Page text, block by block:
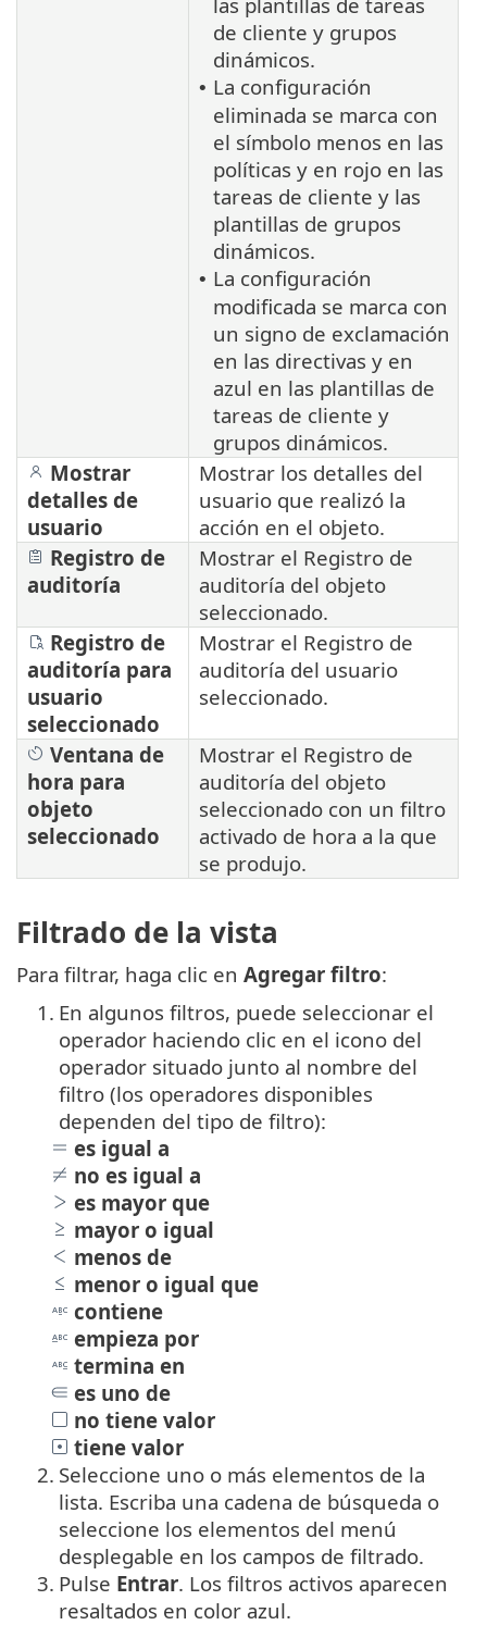
de cliente y grupos
dinámicos.
• La configuración
eliminada se marca con
el símbolo menos en las
políticas y en rojo en las
tareas de cliente y las
plantillas de grupos
dinámicos.
• La configuración
modificada se marca con
un signo de exclamación
en las directivas y en
azul en las plantillas de
tareas de cliente y
grupos dinámicos.
Mostrar
detalles de
usuario
Mostrar los detalles del
usuario que realizó la
acción en el objeto.
Registro de
auditoría
Mostrar el Registro de
auditoría del objeto
seleccionado.
Registro de
auditoría para
usuario
seleccionado
Mostrar el Registro de
auditoría del usuario
seleccionado.
Ventana de
hora para
objeto
seleccionado
Mostrar el Registro de
auditoría del objeto
seleccionado con un filtro
activado de hora a la que
se produjo.
Filtrado de la vista
Para filtrar, haga clic en Agregar filtro:
1. En algunos filtros, puede seleccionar el
operador haciendo clic en el icono del
operador situado junto al nombre del
filtro (los operadores disponibles
dependen del tipo de filtro):
es igual a
no es igual a
es mayor que
mayor o igual
menos de
menor o igual que
contiene
empieza por
termina en
es uno de
no tiene valor
tiene valor
2. Seleccione uno o más elementos de la
lista. Escriba una cadena de búsqueda o
seleccione los elementos del menú
desplegable en los campos de filtrado.
3. Pulse Entrar. Los filtros activos aparecen
resaltados en color azul.